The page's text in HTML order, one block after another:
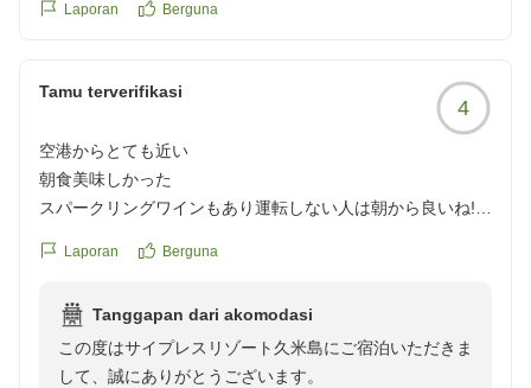
Laporan Berguna
Tamu terverifikasi
4
空港からとても近い
朝食美味しかった
スパークリングワインもあり運転しない人は朝から良いね!
部屋も綺麗で満足
https://review.travel.rakuten.co.jp/hotel/voice/65975?
reviewId=33123478069156
Laporan Berguna
Tanggapan dari akomodasi
この度はサイプレスリゾート久米島にご宿泊いただきま
して、誠にありがとうございます。